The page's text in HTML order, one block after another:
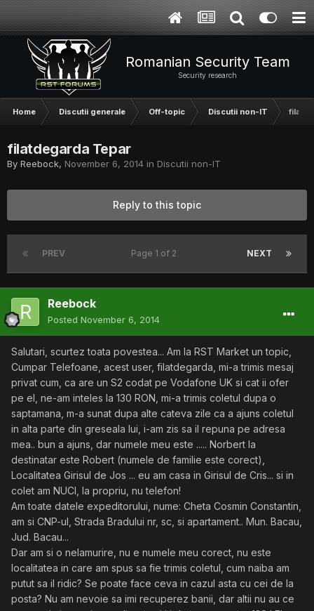
Romanian Security Team
Security research
Home Discutii generale Off-topic Discutii non-IT
filatdegarda Tepar
By Reebock, November 6, 2014 in Discutii non-IT
Reply to this topic
PREV NEXT
Page 1 of 2
Reebock
Posted November 6, 2014
Salutari, scurtez toata povestea... Am la RST Market un topic,
Cumpar Telefoane, acest user, filatdegarda, mi-a trimis mesaj
privat cum, ca are un S2 codat pe Vodafone UK si cat ii ofer
pe el, ne-am inteles la 130 RON, mi-a trimis coletul dupa o
saptamana, m-a sunat dupa alte cateva zile ca a ajuns coletul
in alta parte din greseala lui, i-am zis sa il repuna pe adresa
mea.. bun a ajuns, dar numele meu este ..... Norbert la
destinatar este Robert (numele de familie este corect),
Localitatea Girisul de Jos ... eu am casa in Girisul de Cris... si in
colet am NUCI, la propriu, nu telefon!
Am toate datele expeditorului, nume: Cheta Cosmin Constantin,
am si CNP-ul, Strada Bradului nr, sc, si apartament.. Mun. Bacau,
Jud. Bacau...
Dar am si o nelamurire, nu e numele meu corect, nu este
localitatea in care am spus sa fie trimis coletul, cum naiba am
putut sa il ridic? Se poate face ceva in cazul asta cu cei de la
posta? Nu am nevoie sa imi recuperez banii, dar altii nu au ce